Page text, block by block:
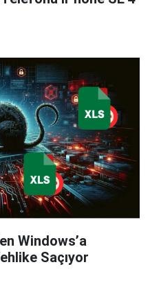
Windows’a
Saçıyor